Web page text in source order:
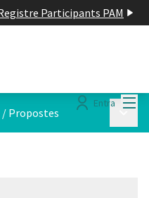
Participants PAM
Entra
/ Propostes